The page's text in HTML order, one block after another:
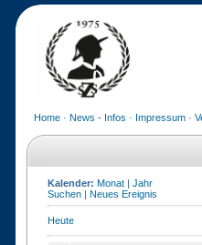
Home · News - Infos · Impressum ·
Kalender: Monat | Jahr
Suchen | Neues Ereignis
Heute